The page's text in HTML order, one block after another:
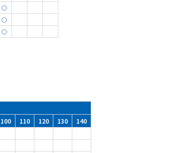
○
○
○
100 110 120 130 140